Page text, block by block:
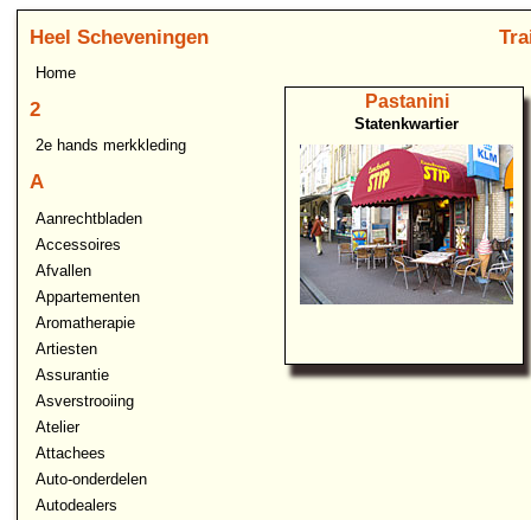
Heel Scheveningen
Home
2
2e hands merkkleding
A
Aanrechtbladen
Accessoires
Afvallen
Appartementen
Aromatherapie
Artiesten
Assurantie
Asverstrooiing
Atelier
Attachees
Auto-onderdelen
Autodealers
Pastanini
Statenkwartier